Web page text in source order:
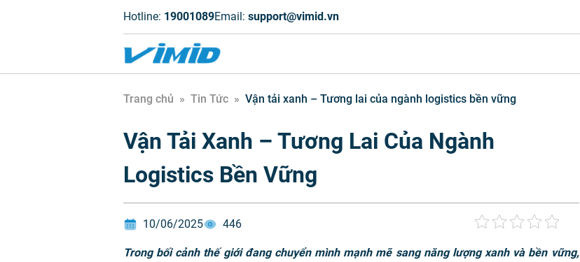
Hotline: 19001089Email: support@vimid.vn
Trang chủ » Tin Tức » Vận tải xanh – Tương lai của ngành logistics bền vững
Vận Tải Xanh – Tương Lai Của Ngành
Logistics Bền Vững
10/06/2025 446
Trong bối cảnh thế giới đang chuyển mình mạnh mẽ sang năng lượng xanh và bền vững,